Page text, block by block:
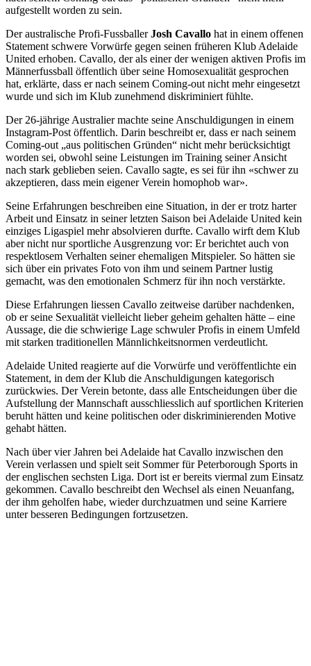
aufgestellt worden zu sein.
Der australische Profi-FussballerJosh Cavallo hat in einem offenen
Statement schwere Vorwürfe gegen seinen früheren Klub Adelaide
United erhoben. Cavallo, der als einer der wenigen aktiven Profis im
Männerfussball öffentlich über seine Homosexualität gesprochen
hat, erklärte, dass er nach seinem Coming-out nicht mehr eingesetzt
wurde und sich im Klub zunehmend diskriminiert fühlte.
Der 26-jährige Australier machte seine Anschuldigungen in einem
Instagram-Post öffentlich. Darin beschreibt er, dass er nach seinem
Coming-out „aus politischen Gründen“ nicht mehr berücksichtigt
worden sei, obwohl seine Leistungen im Training seiner Ansicht
nach stark geblieben seien. Cavallo sagte, es sei für ihn «schwer zu
akzeptieren, dass mein eigener Verein homophob war».
Seine Erfahrungen beschreiben eine Situation, in der er trotz harter
Arbeit und Einsatz in seiner letzten Saison bei Adelaide United kein
einziges Ligaspiel mehr absolvieren durfte. Cavallo wirft dem Klub
aber nicht nur sportliche Ausgrenzung vor: Er berichtet auch von
respektlosem Verhalten seiner ehemaligen Mitspieler. So hätten sie
sich über ein privates Foto von ihm und seinem Partner lustig
gemacht, was den emotionalen Schmerz für ihn noch verstärkte.
Diese Erfahrungen liessen Cavallo zeitweise darüber nachdenken,
ob er seine Sexualität vielleicht lieber geheim gehalten hätte – eine
Aussage, die die schwierige Lage schwuler Profis in einem Umfeld
mit starken traditionellen Männlichkeitsnormen verdeutlicht.
Adelaide United reagierte auf die Vorwürfe und veröffentlichte ein
Statement, in dem der Klub die Anschuldigungen kategorisch
zurückwies. Der Verein betonte, dass alle Entscheidungen über die
Aufstellung der Mannschaft ausschliesslich auf sportlichen Kriterien
beruht hätten und keine politischen oder diskriminierenden Motive
gehabt hätten.
Nach über vier Jahren bei Adelaide hat Cavallo inzwischen den
Verein verlassen und spielt seit Sommer für Peterborough Sports in
der englischen sechsten Liga. Dort ist er bereits viermal zum Einsatz
gekommen. Cavallo beschreibt den Wechsel als einen Neuanfang,
der ihm geholfen habe, wieder durchzuatmen und seine Karriere
unter besseren Bedingungen fortzusetzen.